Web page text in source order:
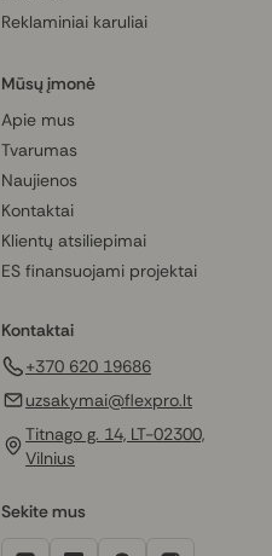
Reklaminiai karuliai
Mūsų įmonė
Apie mus
Tvarumas
Naujienos
Kontaktai
Klientų atsiliepimai
ES finansuojami projektai
Kontaktai
+370 620 19686
uzsakymai@flexpro.lt
Titnago g. 14, LT-02300,
Vilnius
Sekite mus